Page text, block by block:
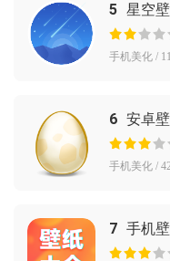
5 星空
纸)
手机美化 /
6 安卓
手机美化 /
7 手机